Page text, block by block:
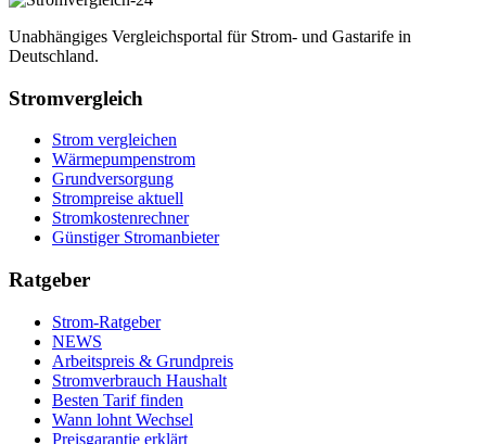
Unabhängiges Vergleichsportal für Strom- und Gastarife in
Deutschland.
Stromvergleich
Strom vergleichen
Wärmepumpenstrom
Grundversorgung
Strompreise aktuell
Stromkostenrechner
Günstiger Stromanbieter
Ratgeber
Strom-Ratgeber
NEWS
Arbeitspreis & Grundpreis
Stromverbrauch Haushalt
Besten Tarif finden
Wann lohnt Wechsel
Preisgarantie erklärt